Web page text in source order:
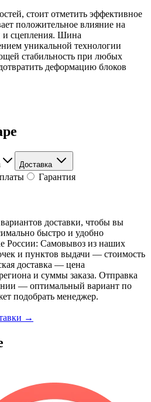
стоит отметить эффективное
положительное влияние на
и сцепления. Шина
уникальной технологии
стабильность при любых
деформацию блоков
Доставка
Гарантия
доставки, чтобы вы
быстро и удобно
России: Самовывоз из наших
и пунктов выдачи — стоимость
доставка — цена
и суммы заказа. Отправка
— оптимальный вариант по
подобрать менеджер.
→